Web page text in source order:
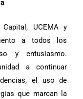
UCEMA y
a todos los
y entusiasmo.
a continuar
el uso de
que marcan la